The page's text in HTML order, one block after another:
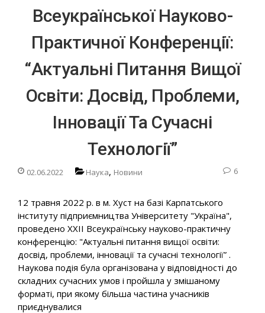
Всеукраїнської Науково-
Практичної Конференції:
“Актуальні Питання Вищої
Освіти: Досвід, Проблеми,
Інновації Та Сучасні
Технології”
02.06.2022 Наука, Новини 6
12 травня 2022 р. в м. Хуст на базі Карпатського
інституту підприємництва Університету "Україна",
проведено ХХІІ Всеукраїнську науково-практичну
конференцію: "Актуальні питання вищої освіти:
досвід, проблеми, інновації та сучасні технології” .
Наукова подія була організована у відповідності до
складних сучасних умов і пройшла у змішаному
форматі, при якому більша частина учасників
приєднувалися